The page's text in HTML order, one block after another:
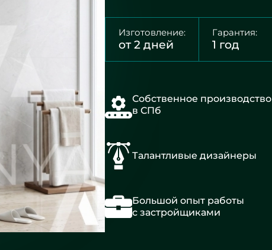
Изготовление:
от 2 дней
Гарантия:
1 год
Собственное производство
в СПб
Талантливые дизайнеры
Большой опыт работы
с застройщиками